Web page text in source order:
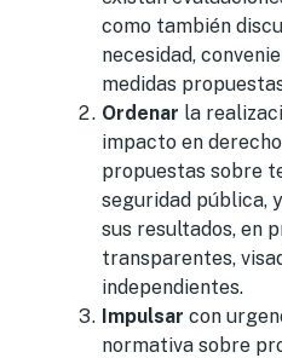
como también
necesidad,
medidas
Ordenar la
impacto en
propuestas sobre
seguridad pública,
sus resultados, en
transparentes,
independientes.
Impulsar con
normativa sobre